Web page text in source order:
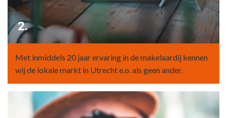
2.
Met inmiddels 20 jaar ervaring in de makelaardij kennen
wij de lokale markt in Utrecht e.o. als geen ander.